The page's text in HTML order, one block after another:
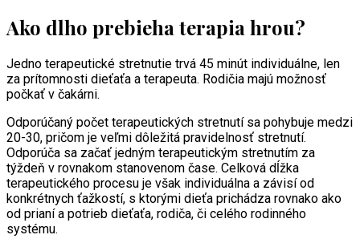
Ako dlho prebieha terapia hrou?
Jedno terapeutické stretnutie trvá 45 minút individuálne, len
za prítomnosti dieťaťa a terapeuta. Rodičia majú možnosť
počkať v čakárni.
Odporúčaný počet terapeutických stretnutí sa pohybuje medzi
20-30, pričom je veľmi dôležitá pravidelnosť stretnutí.
Odporúča sa začať jedným terapeutickým stretnutím za
týždeň v rovnakom stanovenom čase. Celková dĺžka
terapeutického procesu je však individuálna a závisí od
konkrétnych ťažkostí, s ktorými dieťa prichádza rovnako ako
od prianí a potrieb dieťaťa, rodiča, či celého rodinného
systému.